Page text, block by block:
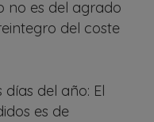
no es del agrado
del coste
días del año: El
es de